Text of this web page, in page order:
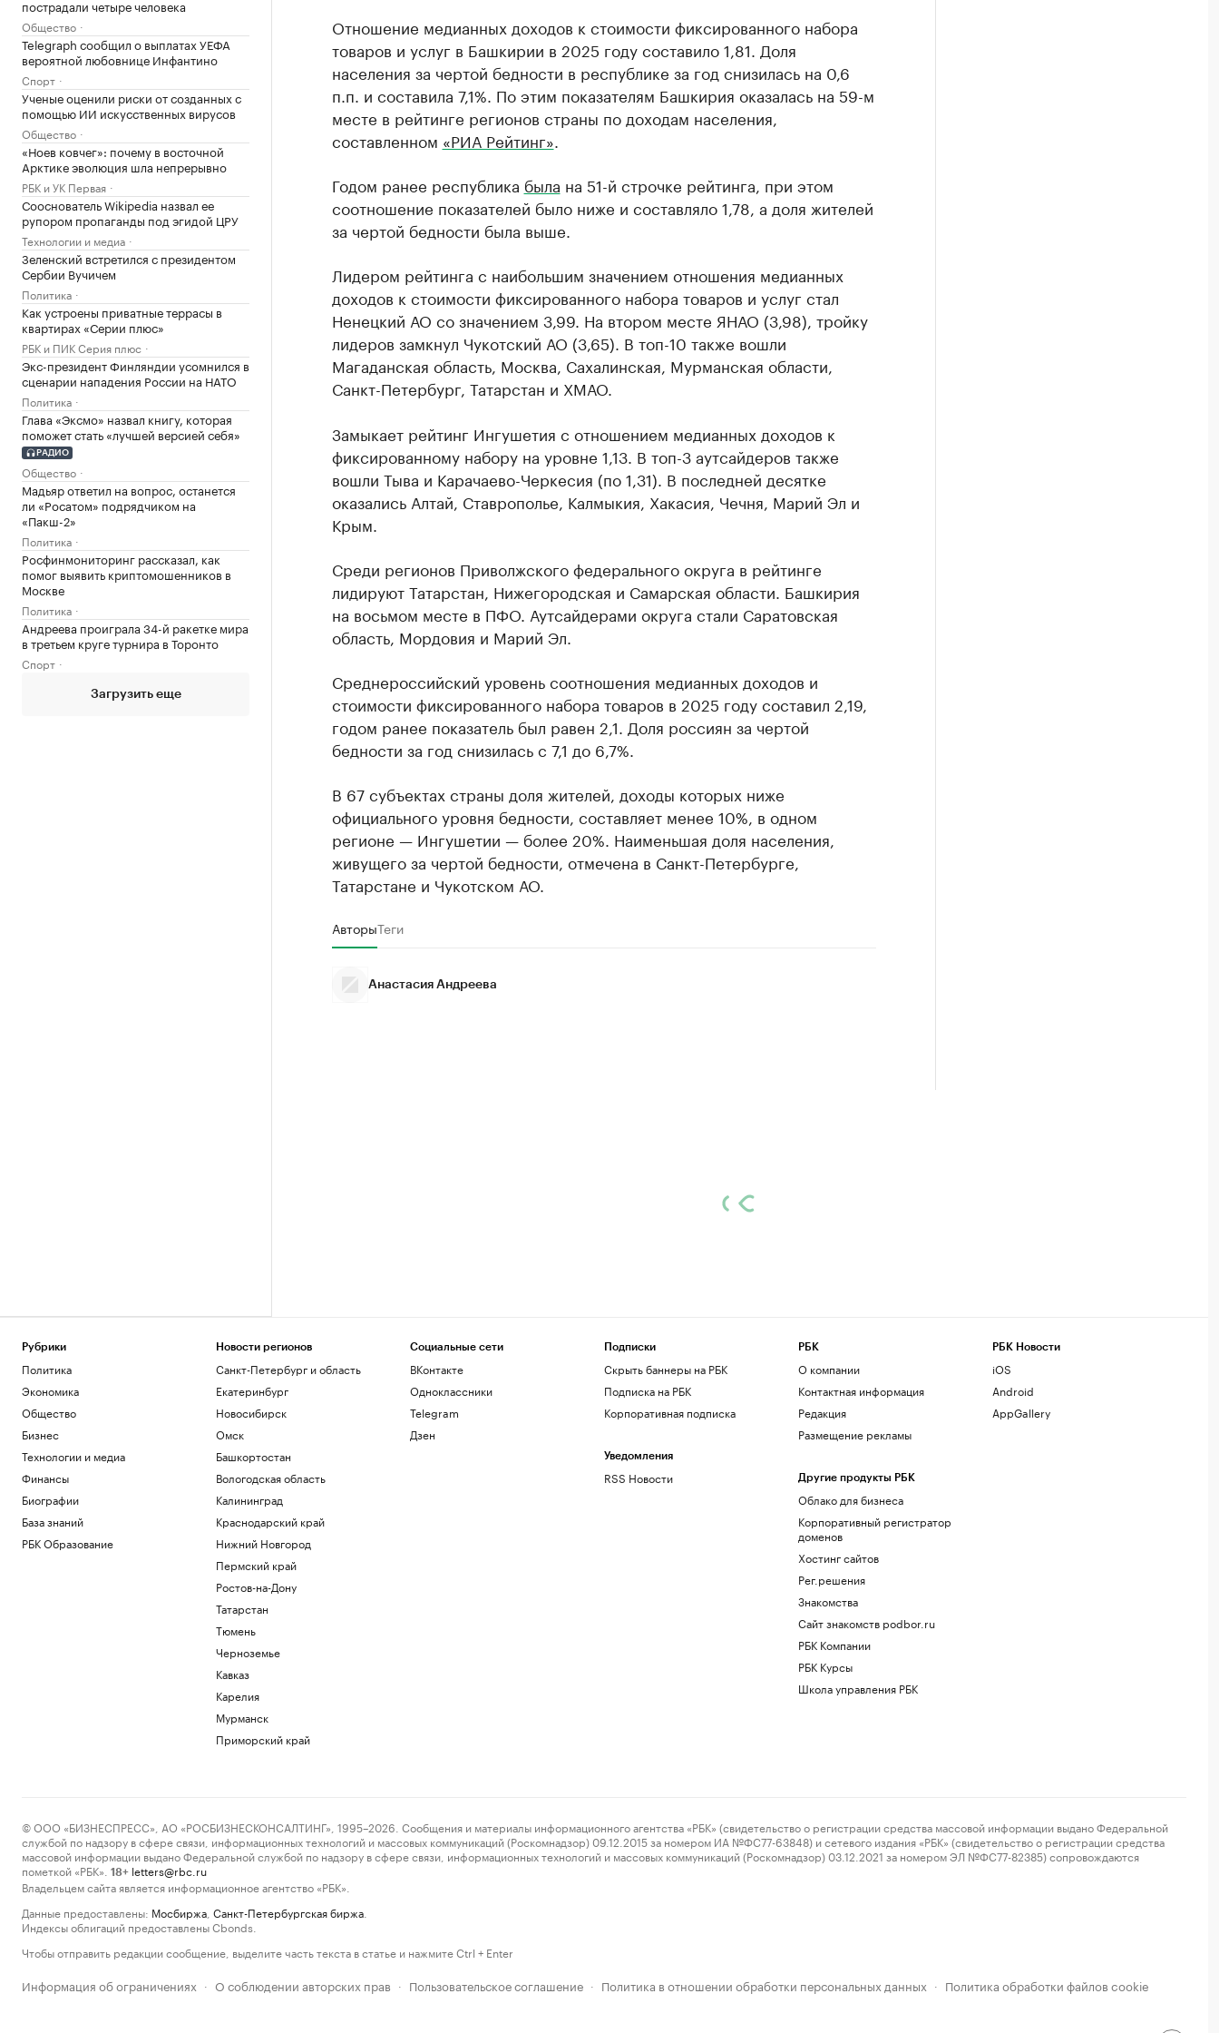
пострадали четыре человека
Общество
Telegraph сообщил о выплатах УЕФА
вероятной любовнице Инфантино
Спорт
Ученые оценили риски от созданных с
помощью ИИ искусственных вирусов
Общество
«Ноев ковчег»: почему в восточной
Арктике эволюция шла непрерывно
РБК и УК Первая
Сооснователь Wikipedia назвал ее
рупором пропаганды под эгидой ЦРУ
Технологии и медиа
Зеленский встретился с президентом
Сербии Вучичем
Политика
Как устроены приватные террасы в
квартирах «Серии плюс»
РБК и ПИК Серия плюс
Экс-президент Финляндии усомнился в
сценарии нападения России на НАТО
Политика
Глава «Эксмо» назвал книгу, которая
поможет стать «лучшей версией себя»
РАДИО
Общество
Мадьяр ответил на вопрос, останется
ли «Росатом» подрядчиком на
«Пакш-2»
Политика
Росфинмониторинг рассказал, как
помог выявить криптомошенников в
Москве
Политика
Андреева проиграла 34-й ракетке мира
в третьем круге турнира в Торонто
Спорт
Загрузить еще
Отношение медианных доходов к стоимости фиксированного набора
товаров и услуг в Башкирии в 2025 году составило 1,81. Доля
населения за чертой бедности в республике за год снизилась на 0,6
п.п. и составила 7,1%. По этим показателям Башкирия оказалась на 59-м
месте в рейтинге регионов страны по доходам населения,
составленном «РИА Рейтинг»
Годом ранее республика была на 51-й строчке рейтинга, при этом
соотношение показателей было ниже и составляло 1,78, а доля жителей
за чертой бедности была выше.
Лидером рейтинга с наибольшим значением отношения медианных
доходов к стоимости фиксированного набора товаров и услуг стал
Ненецкий АО со значением 3,99. На втором месте ЯНАО (3,98), тройку
лидеров замкнул Чукотский АО (3,65). В топ-10 также вошли
Магаданская область, Москва, Сахалинская, Мурманская области,
Санкт-Петербург, Татарстан и ХМАО.
Замыкает рейтинг Ингушетия с отношением медианных доходов к
фиксированному набору на уровне 1,13. В топ-3 аутсайдеров также
вошли Тыва и Карачаево-Черкесия (по 1,31). В последней десятке
оказались Алтай, Ставрополье, Калмыкия, Хакасия, Чечня, Марий Эл и
Крым.
Среди регионов Приволжского федерального округа в рейтинге
лидируют Татарстан, Нижегородская и Самарская области. Башкирия
на восьмом месте в ПФО. Аутсайдерами округа стали Саратовская
область, Мордовия и Марий Эл.
Среднероссийский уровень соотношения медианных доходов и
стоимости фиксированного набора товаров в 2025 году составил 2,19,
годом ранее показатель был равен 2,1. Доля россиян за чертой
бедности за год снизилась с 7,1 до 6,7%.
В 67 субъектах страны доля жителей, доходы которых ниже
официального уровня бедности, составляет менее 10%, в одном
регионе — Ингушетии — более 20%. Наименьшая доля населения,
живущего за чертой бедности, отмечена в Санкт-Петербурге,
Татарстане и Чукотском АО.
АвторыТеги
Анастасия Андреева
Рубрики
Политика
Экономика
Общество
Бизнес
Технологии и медиа
Финансы
Биографии
База знаний
РБК Образование
Новости регионов
Санкт-Петербург и область
Екатеринбург
Новосибирск
Омск
Башкортостан
Вологодская область
Калининград
Краснодарский край
Нижний Новгород
Пермский край
Ростов-на-Дону
Татарстан
Тюмень
Черноземье
Кавказ
Карелия
Мурманск
Приморский край
Социальные сети
ВКонтакте
Одноклассники
Telegram
Дзен
Подписки
Скрыть баннеры на РБК
Подписка на РБК
Корпоративная подписка
Уведомления
RSS Новости
РБК
О компании
Контактная информация
Редакция
Размещение рекламы
Другие продукты РБК
Облако для бизнеса
Корпоративный регистратор
доменов
Хостинг сайтов
Рег.решения
Знакомства
Сайт знакомств podbor.ru
РБК Компании
РБК Курсы
Школа управления РБК
РБК Новости
iOS
Android
AppGallery
© ООО «БИЗНЕСПРЕСС», АО «РОСБИЗНЕСКОНСАЛТИНГ», 1995–2026. Сообщения и материалы информационного агентства «РБК» (свидетельство о регистрации средства массовой информации выдано Федеральной
службой по надзору в сфере связи, информационных технологий и массовых коммуникаций (Роскомнадзор) 09.12.2015 за номером ИА №ФС77-63848) и сетевого издания «РБК» (свидетельство о регистрации средства
массовой информации выдано Федеральной службой по надзору в сфере связи, информационных технологий и массовых коммуникаций (Роскомнадзор) 03.12.2021 за номером ЭЛ №ФС77-82385) сопровождаются
пометкой «РБК».
18+ letters@rbc.ru
Владельцем сайта является информационное агентство «РБК».
Данные предоставлены: Мосбиржа Санкт-Петербургская биржа
Индексы облигаций предоставлены Cbonds.
Чтобы отправить редакции сообщение, выделите часть текста в статье и нажмите Ctrl + Enter
Информация об ограничениях · О соблюдении авторских прав · Пользовательское соглашение · Политика в отношении обработки персональных данных · Политика обработки файлов cookie